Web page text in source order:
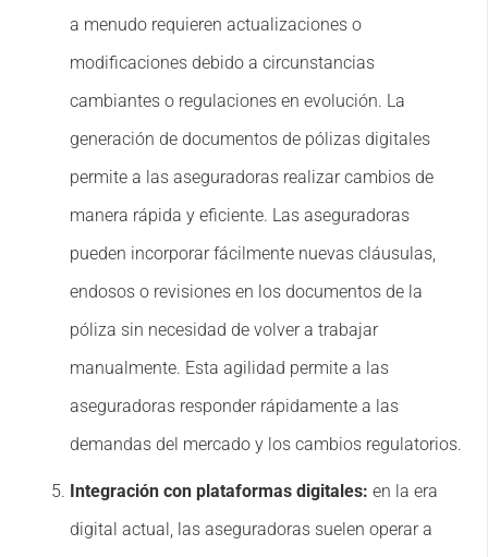
a menudo requieren actualizaciones o
modificaciones debido a circunstancias
cambiantes o regulaciones en evolución. La
generación de documentos de pólizas digitales
permite a las aseguradoras realizar cambios de
manera rápida y eficiente. Las aseguradoras
pueden incorporar fácilmente nuevas cláusulas,
endosos o revisiones en los documentos de la
póliza sin necesidad de volver a trabajar
manualmente. Esta agilidad permite a las
aseguradoras responder rápidamente a las
demandas del mercado y los cambios regulatorios.
Integración con plataformas digitales: en la era
digital actual, las aseguradoras suelen operar a